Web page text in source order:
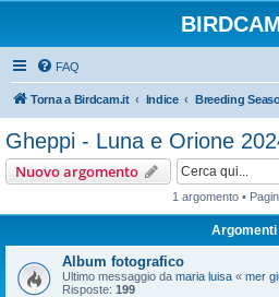
FAQ
Torna a Birdcam.it Indice Breeding
Gheppi - Luna e Orione
Nuovo argomento
1 argomento •
Argomenti
Album fotografico
Ultimo messaggio da maria luisa « mer
Risposte: 199